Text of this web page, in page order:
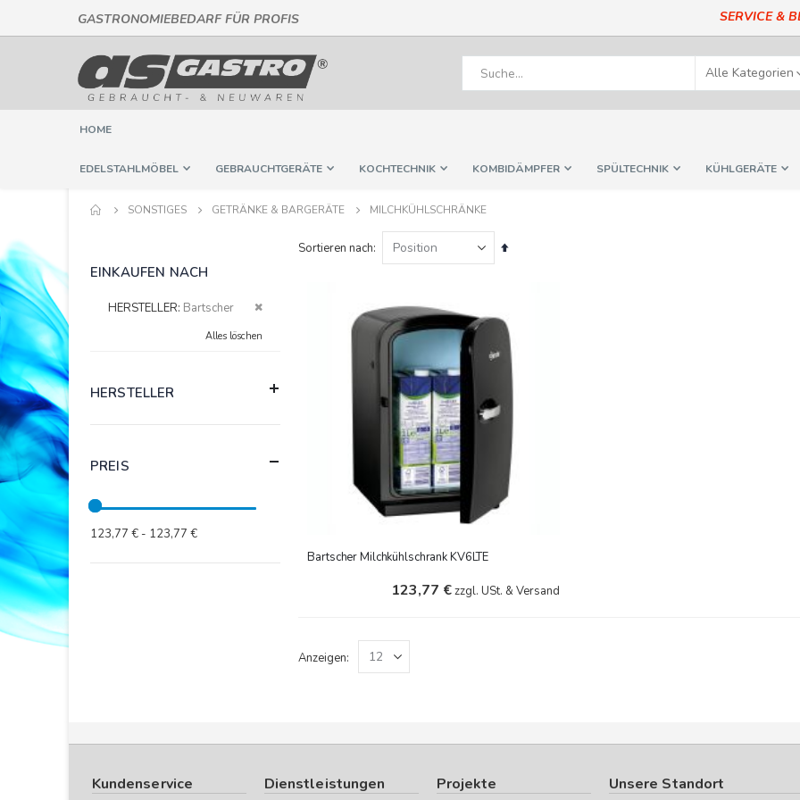
GASTRONOMIEBEDARF FÜR PROFIS
zum
Inhalt
SERVICE &
HOME
EDELSTAHLMÖBEL GEBRAUCHTGERÄTE KOCHTECHNIK KOMBIDÄMPFER SPÜLTECHNIK KÜHLGERÄTE
SONSTIGES GETRÄNKE & BARGERÄTE MILCHKÜHLSCHRÄNKE
Sortieren nach
In
Bartscher Milchkühlschrank KV6LTE
123,77 €zzgl. USt. & Versand
Anzeigen
EINKAUFEN NACH
HERSTELLER Bartscher
Diesen
Alles löschen
HERSTELLER
PREIS
123,77 € - 123,77 €
Kundenservice Dienstleistungen Projekte Unsere Standort